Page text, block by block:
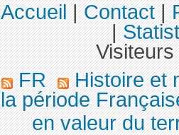
Accueil|Contact|
|
FR
Histoire et
la période
en valeur du